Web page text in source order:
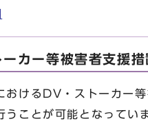
カー等被害者支援措
けるDV・ストーカー
ことが可能となってい